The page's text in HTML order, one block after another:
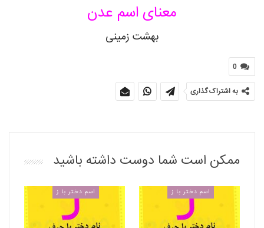
معنای اسم عدن
بهشت زمینی
0
به اشتراک گذاری
ممکن است شما دوست داشته باشید
اسم دختر با ز اسم دختر با ز